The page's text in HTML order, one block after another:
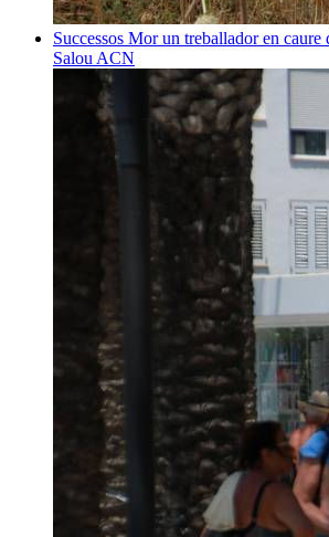
Successos Mor un treballador en caure
Salou ACN